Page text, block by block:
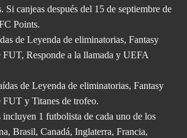
Si canjeas después del 15 de septiembre de
Points.
de Leyenda de eliminatorias, Fantasy
Responde a la llamada y UEFA
de Leyenda de eliminatorias, Fantasy
y Titanes de trofeo.
incluyen 1 futbolista de cada uno de los
Brasil, Canadá, Inglaterra, Francia,